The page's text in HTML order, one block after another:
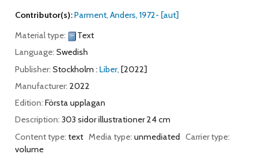
Contributor(s):Parment, Anders, 1972- [aut]
Material type:
Text
Language: Swedish
Publisher: Stockholm : Liber, [2022]
Manufacturer: 2022
Edition: Första upplagan
Description: 303 sidor illustrationer 24 cm
Content type: text Media type: unmediated Carrier type:
volume